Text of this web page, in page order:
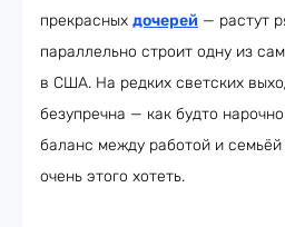
прекрасных дочерей — растут
параллельно строит одну из
в США. На редких светских
безупречна — как будто
баланс между работой и
очень этого хотеть.